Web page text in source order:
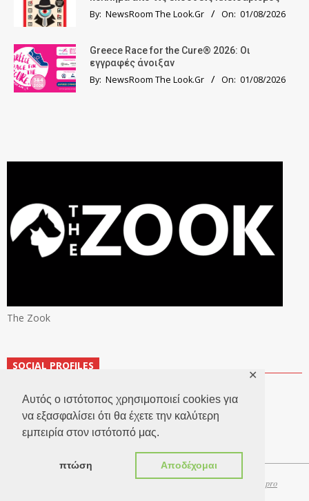
Αυτός ο ιστότοπος χρησιμοποιεί cookies για
να εξασφαλίσει ότι θα έχετε την καλύτερη
εμπειρία στον ιστότοπό μας.
πτώση Αποδέχομαι
✕
By: NewsRoom The Look.Gr On: 01/08/2026
Greece Race for the Cure® 2026: Οι
εγγραφές άνοιξαν
By: NewsRoom The Look.Gr On: 01/08/2026
The Zook
SOCIAL PROFILES
Websitepro